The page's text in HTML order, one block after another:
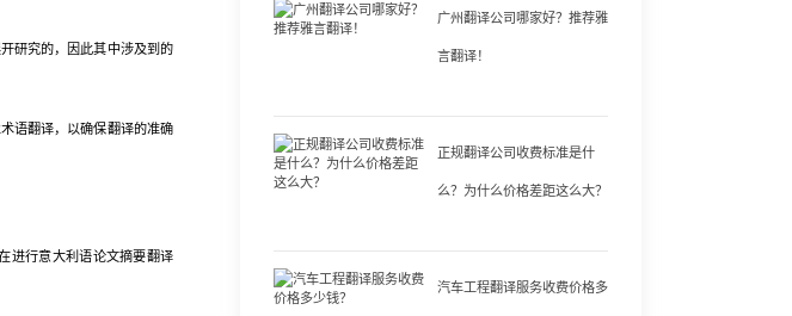
研究的，因此其中涉及到的
语翻译，以确保翻译的准确
进行意大利语论文摘要翻译
广州翻译公司哪家好？推荐雅
言翻译！
正规翻译公司收费标准是什
么？为什么价格差距这么大？
汽车工程翻译服务收费价格多